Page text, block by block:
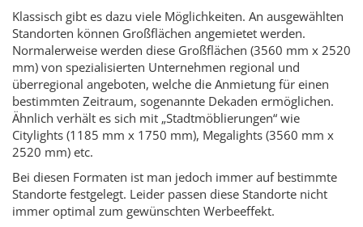
Klassisch gibt es dazu viele Möglichkeiten. An ausgewählten
Standorten können Großflächen angemietet werden.
Normalerweise werden diese Großflächen (3560 mm x 2520
mm) von spezialisierten Unternehmen regional und
überregional angeboten, welche die Anmietung für einen
bestimmten Zeitraum, sogenannte Dekaden ermöglichen.
Ähnlich verhält es sich mit „Stadtmöblierungen“ wie
Citylights (1185 mm x 1750 mm), Megalights (3560 mm x
2520 mm) etc.
Bei diesen Formaten ist man jedoch immer auf bestimmte
Standorte festgelegt. Leider passen diese Standorte nicht
immer optimal zum gewünschten Werbeeffekt.